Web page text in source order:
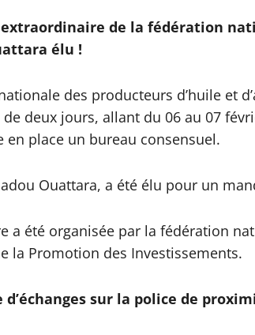
de la fédération
élu !
des producteurs d’huile et
deux jours, allant du 06 au 07
en place un bureau consensuel.
Ouattara, a été élu pour un
a été organisée par la fédération
la Promotion des Investissements.
d’échanges sur la police de